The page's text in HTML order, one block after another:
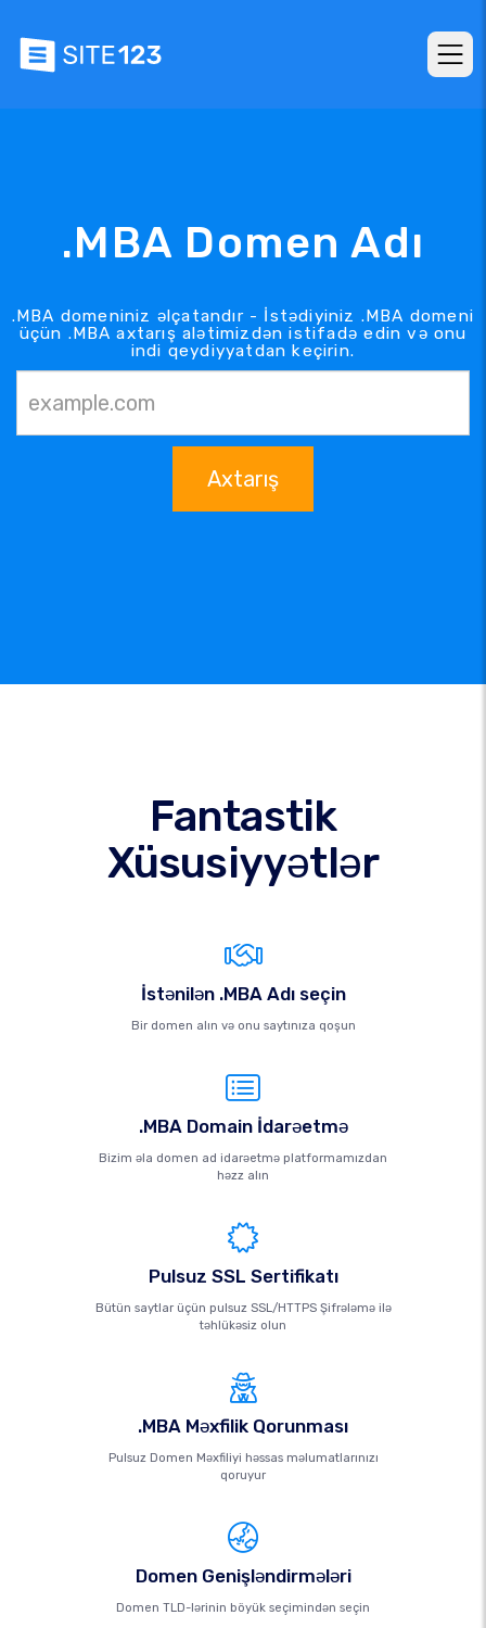
.MBA Domen Adı
.MBA domeniniz əlçatandır - İstədiyiniz .MBA domeni
üçün .MBA axtarış alətimizdən istifadə edin və onu
indi qeydiyyatdan keçirin.
Axtarış
Fantastik
Xüsusiyyətlər
İstənilən .MBA Adı seçin
Bir domen alın və onu saytınıza qoşun
.MBA Domain İdarəetmə
Bizim əla domen ad idarəetmə platformamızdan
həzz alın
Pulsuz SSL Sertifikatı
Bütün saytlar üçün pulsuz SSL/HTTPS Şifrələmə ilə
təhlükəsiz olun
.MBA Məxfilik Qorunması
Pulsuz Domen Məxfiliyi həssas məlumatlarınızı
qoruyur
Domen Genişləndirmələri
Domen TLD-lərinin böyük seçimindən seçin